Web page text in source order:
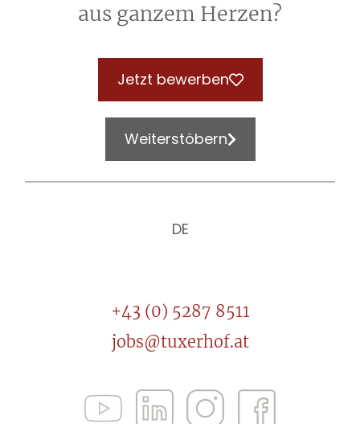
aus ganzem Herzen?
Jetzt bewerben
Weiterstöbern
DE
+43 (0) 5287 8511
jobs@tuxerhof.at